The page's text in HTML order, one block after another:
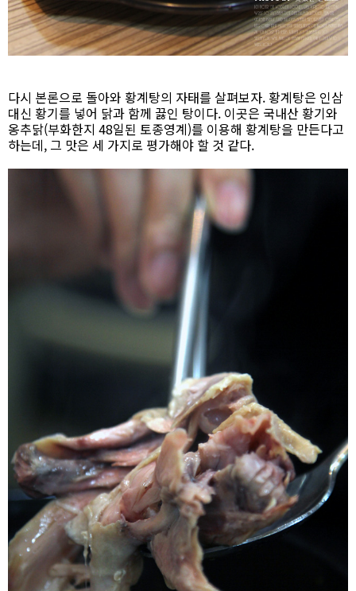
다시 본론으로 돌아와 황계탕의 자태를 살펴보자. 황계탕은 인삼
대신 황기를 넣어 닭과 함께 끓인 탕이다. 이곳은 국내산 황기와
옹추닭(부화한지 48일된 토종영계)를 이용해 황계탕을 만든다고
하는데, 그 맛은 세 가지로 평가해야 할 것 같다.